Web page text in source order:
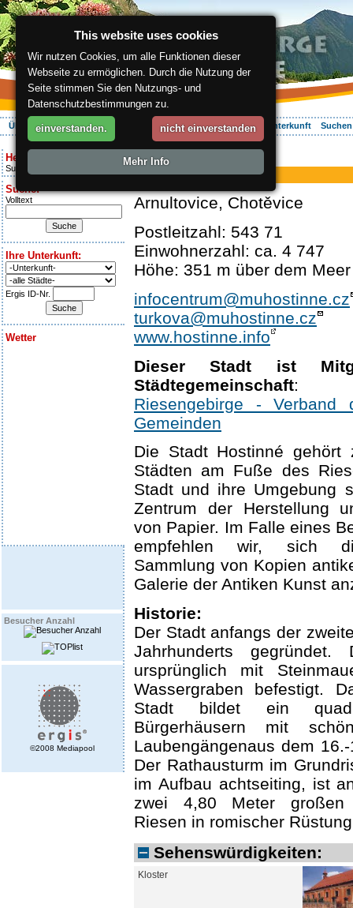
Über die Region Aktiv Erleben Entspannung Ihr Urlaub Unterkunft
Heute ist:
Sunday 9.08.2026
Suche:
Volltext
Ihre Unterkunft:
Ergis ID-Nr.
Wetter
Besucher Anzahl
©2008 Mediapool
ergis.cz> Hostinné
Hostinné
Arnultovice, Chotěvice
Postleitzahl: 543 71
Einwohnerzahl: ca. 4 747
Höhe: 351 m über dem Meer
infocentrum@muhostinne.cz
turkova@muhostinne.cz
www.hostinne.info
Dieser Stadt ist
Städtegemeinschaft:
Riesengebirge - Verband
Gemeinden
Die Stadt Hostinné gehört
Städten am Fuße des
Stadt und ihre Umgebung
Zentrum der Herstellung
von Papier. Im Falle eines
empfehlen wir, sich
Sammlung von Kopien
Galerie der Antiken Kunst
Historie:
Der Stadt anfangs der
Jahrhunderts
ursprünglich mit
Wassergraben befestigt.
Stadt bildet ein
Bürgerhäusern mit
Laubengängenaus dem
Der Rathausturm im
im Aufbau achtseiting, ist
zwei 4,80 Meter großen
Riesen in romischer
Sehenswürdigkeiten:
Kloster
This website uses cookies
Wir nutzen Cookies, um alle Funktionen dieser
Webseite zu ermöglichen. Durch die Nutzung der
Seite stimmen Sie den Nutzungs- und
Datenschutzbestimmungen zu.
einverstanden. nicht einverstanden
Mehr Info